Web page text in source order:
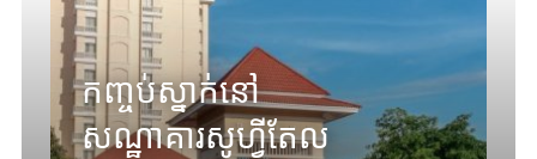
កញ្ចប់ស្នាក់នៅ
សណ្ឋាគារសូហ្វីតែល